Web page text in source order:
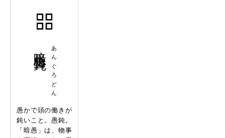
あんぐろどん
愚かで頭の働きが
鈍いこと。愚鈍。
「暗愚」は、物事